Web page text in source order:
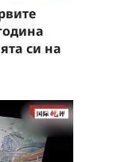
си на